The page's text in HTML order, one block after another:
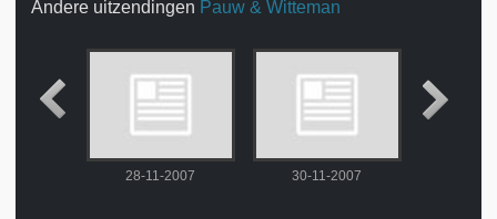
Andere uitzendingen Pauw & Witteman
28-11-2007 30-11-2007